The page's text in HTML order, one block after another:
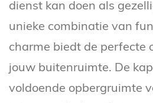
dienst kan doen als
unieke combinatie van
charme biedt de perfecte
jouw buitenruimte. De
voldoende opbergruimte